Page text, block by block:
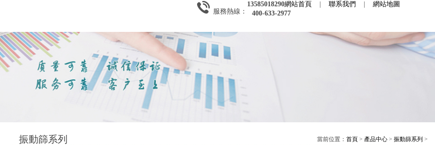
網站首頁 聯系我們
網站地圖
服務熱線：
13585018290
400-633-2977
振動篩系列 當前位置： 首頁 > 產品中心 > 振動篩系列 >